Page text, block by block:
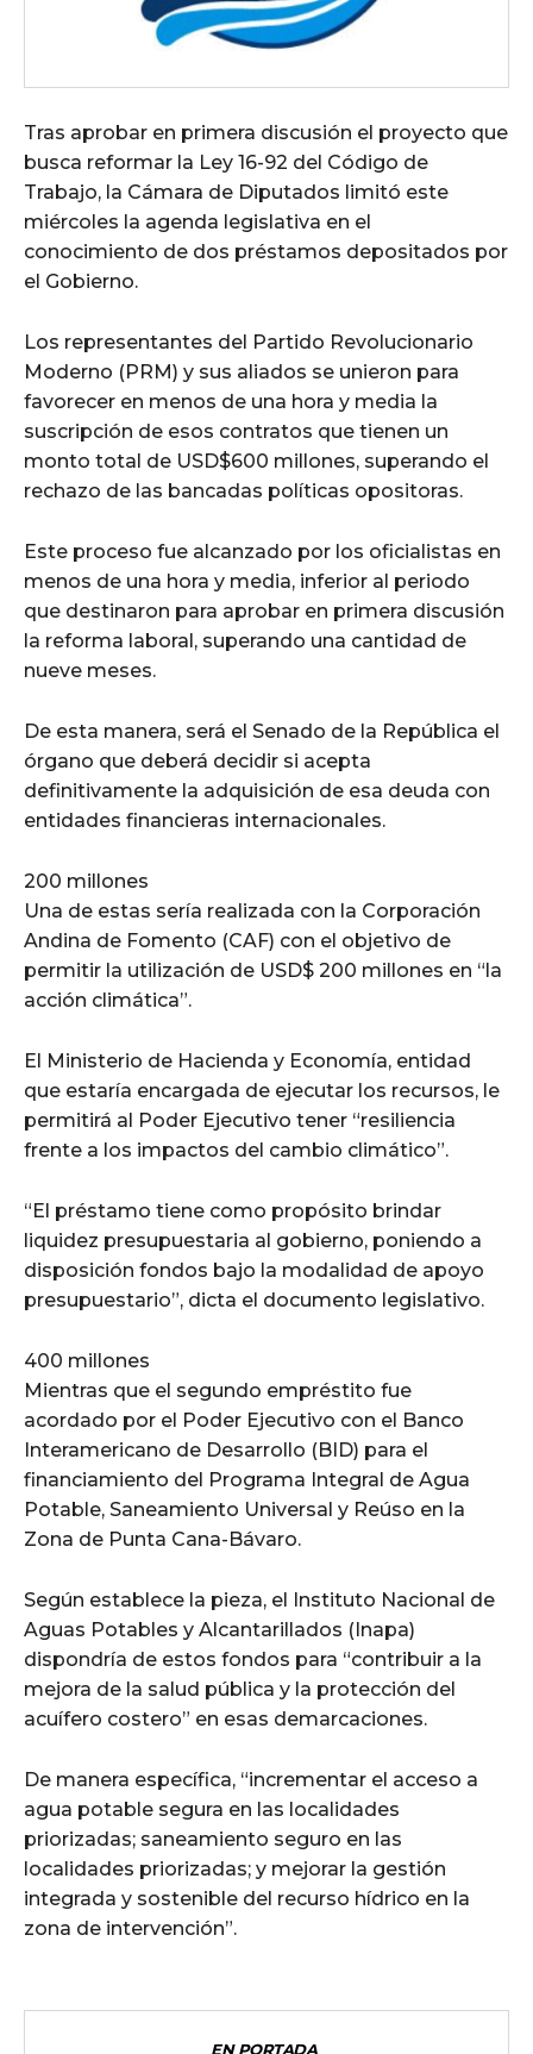
Tras aprobar en primera discusión el proyecto que
busca reformar la Ley 16-92 del Código de
Trabajo, la Cámara de Diputados limitó este
miércoles la agenda legislativa en el
conocimiento de dos préstamos depositados por
el Gobierno.
Los representantes del Partido Revolucionario
Moderno (PRM) y sus aliados se unieron para
favorecer en menos de una hora y media la
suscripción de esos contratos que tienen un
monto total de USD$600 millones, superando el
rechazo de las bancadas políticas opositoras.
Este proceso fue alcanzado por los oficialistas en
menos de una hora y media, inferior al periodo
que destinaron para aprobar en primera discusión
la reforma laboral, superando una cantidad de
nueve meses.
De esta manera, será el Senado de la República el
órgano que deberá decidir si acepta
definitivamente la adquisición de esa deuda con
entidades financieras internacionales.
200 millones
Una de estas sería realizada con la Corporación
Andina de Fomento (CAF) con el objetivo de
permitir la utilización de USD$ 200 millones en “la
acción climática”.
El Ministerio de Hacienda y Economía, entidad
que estaría encargada de ejecutar los recursos, le
permitirá al Poder Ejecutivo tener “resiliencia
frente a los impactos del cambio climático”.
“El préstamo tiene como propósito brindar
liquidez presupuestaria al gobierno, poniendo a
disposición fondos bajo la modalidad de apoyo
presupuestario”, dicta el documento legislativo.
400 millones
Mientras que el segundo empréstito fue
acordado por el Poder Ejecutivo con el Banco
Interamericano de Desarrollo (BID) para el
financiamiento del Programa Integral de Agua
Potable, Saneamiento Universal y Reúso en la
Zona de Punta Cana-Bávaro.
Según establece la pieza, el Instituto Nacional de
Aguas Potables y Alcantarillados (Inapa)
dispondría de estos fondos para “contribuir a la
mejora de la salud pública y la protección del
acuífero costero” en esas demarcaciones.
De manera específica, “incrementar el acceso a
agua potable segura en las localidades
priorizadas; saneamiento seguro en las
localidades priorizadas; y mejorar la gestión
integrada y sostenible del recurso hídrico en la
zona de intervención”.
EN PORTADA